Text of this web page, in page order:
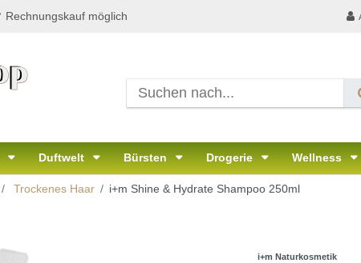
Rechnungskauf möglich
Duftwelt Bürsten Drogerie Wellness
Trockenes Haar i+m Shine & Hydrate Shampoo 250ml
i+m Naturkosmetik